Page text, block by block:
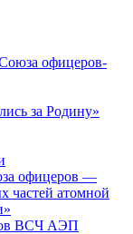
офицеров-
за Родину»
офицеров —
частей атомной
ВСЧ АЭП